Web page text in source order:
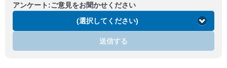
アンケート:ご意見をお聞かせください
(選択してください)
送信する